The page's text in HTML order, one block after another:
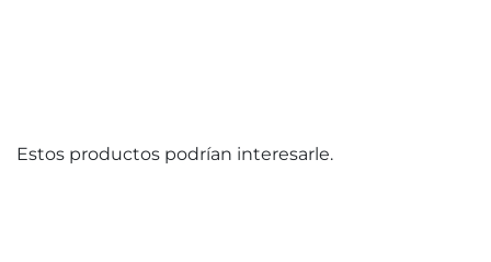
Estos productos podrían interesarle.